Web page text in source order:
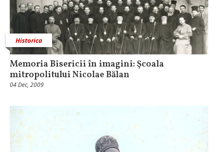
Historica
Memoria Bisericii în imagini: Şcoala
mitropolitului Nicolae Bălan
04 Dec, 2009